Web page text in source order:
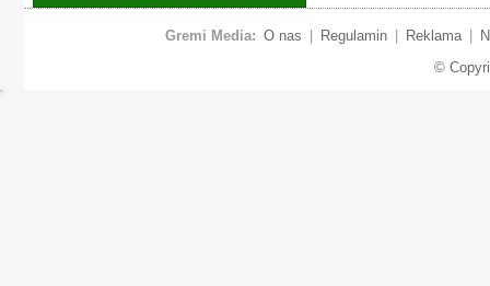
Gremi Media: O nas Regulamin Reklama
©